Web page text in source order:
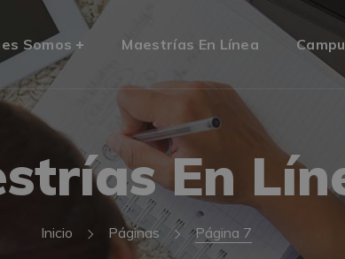
Somos Maestrías En Línea
En
Inicio Páginas Página 7